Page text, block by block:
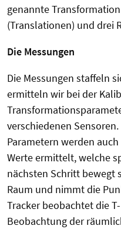
genannte
(Translationen) und drei
Die Messungen
Die Messungen staffeln
ermitteln wir bei der
verschiedenen
Parametern werden
Werte ermittelt, welche
nächsten Schritt bewegt
Raum und nimmt die
Tracker beobachtet die
Beobachtung der